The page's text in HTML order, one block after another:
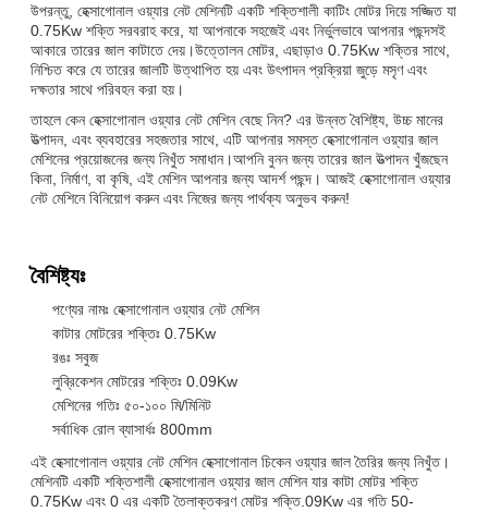
উপরন্তু, হেক্সাগোনাল ওয়্যার নেট মেশিনটি একটি শক্তিশালী কাটিং মোটর দিয়ে সজ্জিত যা
0.75Kw শক্তি সরবরাহ করে, যা আপনাকে সহজেই এবং নির্ভুলভাবে আপনার পছন্দসই
আকারে তারের জাল কাটাতে দেয়।উত্তোলন মোটর, এছাড়াও 0.75Kw শক্তির সাথে,
নিশ্চিত করে যে তারের জালটি উত্থাপিত হয় এবং উৎপাদন প্রক্রিয়া জুড়ে মসৃণ এবং
দক্ষতার সাথে পরিবহন করা হয়।
তাহলে কেন হেক্সাগোনাল ওয়্যার নেট মেশিন বেছে নিন? এর উন্নত বৈশিষ্ট্য, উচ্চ মানের
উত্পাদন, এবং ব্যবহারের সহজতার সাথে, এটি আপনার সমস্ত হেক্সাগোনাল ওয়্যার জাল
মেশিনের প্রয়োজনের জন্য নিখুঁত সমাধান।আপনি বুনন জন্য তারের জাল উত্পাদন খুঁজছেন
কিনা, নির্মাণ, বা কৃষি, এই মেশিন আপনার জন্য আদর্শ পছন্দ। আজই হেক্সাগোনাল ওয়্যার
নেট মেশিনে বিনিয়োগ করুন এবং নিজের জন্য পার্থক্য অনুভব করুন!
বৈশিষ্ট্যঃ
পণ্যের নামঃ হেক্সাগোনাল ওয়্যার নেট মেশিন
কাটার মোটরের শক্তিঃ 0.75Kw
রঙঃ সবুজ
লুব্রিকেশন মোটরের শক্তিঃ 0.09Kw
মেশিনের গতিঃ ৫০-১০০ মি/মিনিট
সর্বাধিক রোল ব্যাসার্ধঃ 800mm
এই হেক্সাগোনাল ওয়্যার নেট মেশিন হেক্সাগোনাল চিকেন ওয়্যার জাল তৈরির জন্য নিখুঁত।
মেশিনটি একটি শক্তিশালী হেক্সাগোনাল ওয়্যার জাল মেশিন যার কাটা মোটর শক্তি
0.75Kw এবং 0 এর একটি তৈলাক্তকরণ মোটর শক্তি.09Kw এর গতি 50-